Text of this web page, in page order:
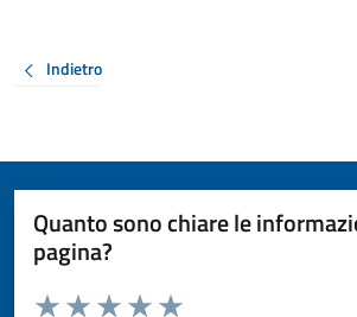
Indietro
Quanto sono chiare le
pagina?
Valuta da 1 a 5 stelle la pagina